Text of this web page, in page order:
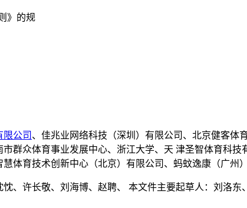
》的规
限公司 、佳兆业网络科技（深圳）有限公司、北京健客体
群众体育事业发展中心、浙江大学、天 津圣智体育科
体育技术创新中心（北京）有限公司、蚂蚊逸康（广州
、许长敬、刘海博、赵聘、 本文件主要起草人：刘洛